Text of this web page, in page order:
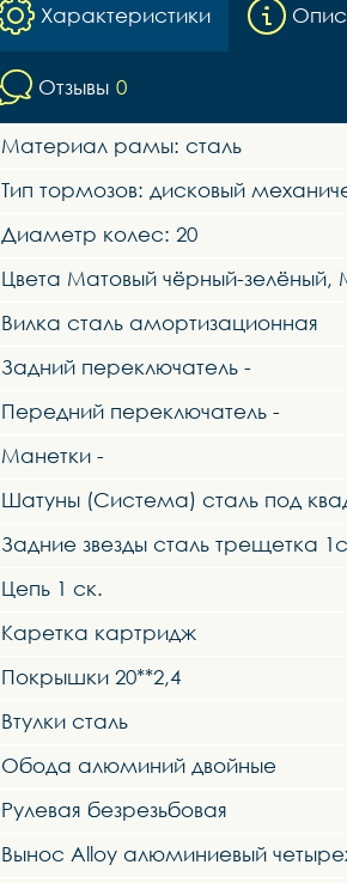
Характеристики
Отзывы 0
Материал рамы: сталь
Тип тормозов: дисковый
Диаметр колес: 20
Цвета Матовый чёрный-
Вилка сталь амортизационная
Задний переключатель -
Передний переключатель -
Манетки -
Шатуны (Система) сталь под
Задние звезды сталь трещетка
Цепь 1 ск.
Каретка картридж
Покрышки 20**2,4
Втулки сталь
Обода алюминий двойные
Рулевая безрезьбовая
Вынос Alloy алюминиевый